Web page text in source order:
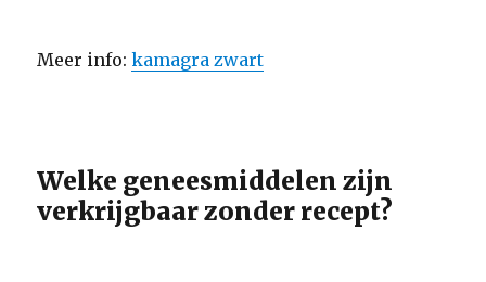
Meer info:kamagra zwart
Welke geneesmiddelen zijn
verkrijgbaar zonder recept?